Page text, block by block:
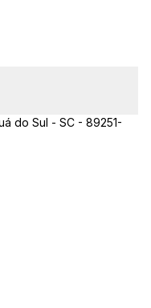
nossa Missão, Visão e
do Sul - SC - 89251-